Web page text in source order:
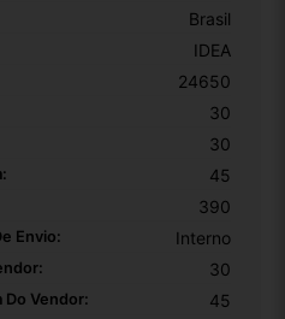
Brasil
IDEA
24650
30
30
45
390
Envio: Interno
30
Do Vendor: 45